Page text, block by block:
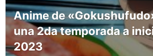
Anime de
una 2da temporada a
2023